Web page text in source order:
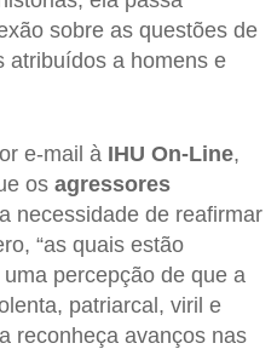
sobre as questões de
atribuídos a homens e
e-mail à IHU On-Line,
os agressores
necessidade de reafirmar
“as quais estão
percepção de que a
patriarcal, viril e
reconheça avanços nas